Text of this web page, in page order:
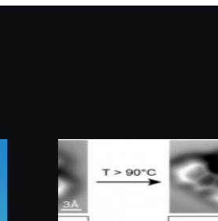
la
festival
que